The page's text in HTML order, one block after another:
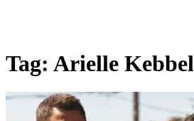
Tag: Arielle Kebbel